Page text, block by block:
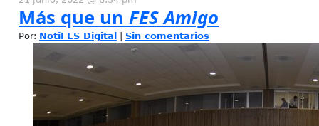
Más que un FES Amigo
Por: NotiFES Digital Sin comentarios